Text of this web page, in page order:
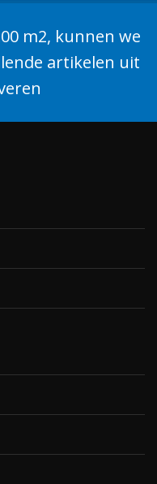
m2, kunnen we
artikelen uit